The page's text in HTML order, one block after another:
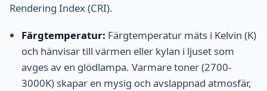
Rendering Index (CRI).
Färgtemperatur: Färgtemperatur mäts i Kelvin (K)
och hänvisar till värmen eller kylan i ljuset som
avges av en glödlampa. Varmare toner (2700-
3000K) skapar en mysig och avslappnad atmosfär,